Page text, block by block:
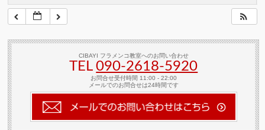
CIBAYI フラメンコ教室へのお問い合わせ
TEL090-2618‐5920
お問合せ受付時間 11:00 - 22:00
メールでのお問合せは24時間です